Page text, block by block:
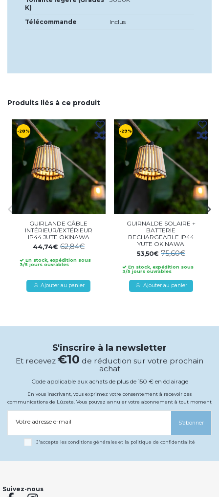
K)
Télécommande Inclus
Produits liés à ce produit
-28%
GUIRLANDE CÂBLE
INTÉRIEUR/EXTÉRIEUR
IP44 JUTE OKINAWA
44,74€62,84€
En stock, expédition sous
3/5 jours ouvrables
Ajouter au panier
-29%
GUIRNALDE SOLAIRE +
BATTERIE
RECHARGEABLE IP44
YUTE OKINAWA
53,50€ 75,60€
En stock, expédition sous
3/5 jours ouvrables
Ajouter au panier
S'inscrire à la newsletter
Et recevez €10 de réduction sur votre prochain
achat
Code applicable aux achats de plus de 150 € en éclairage
En vous inscrivant, vous exprimez votre consentement à recevoir des
communications de Lúzete. Vous pouvez annuler votre abonnement à tout moment
Votre adresse e-mail S’abonner
J'accepte les conditions générales et la politique de confidentialité
Suivez-nous